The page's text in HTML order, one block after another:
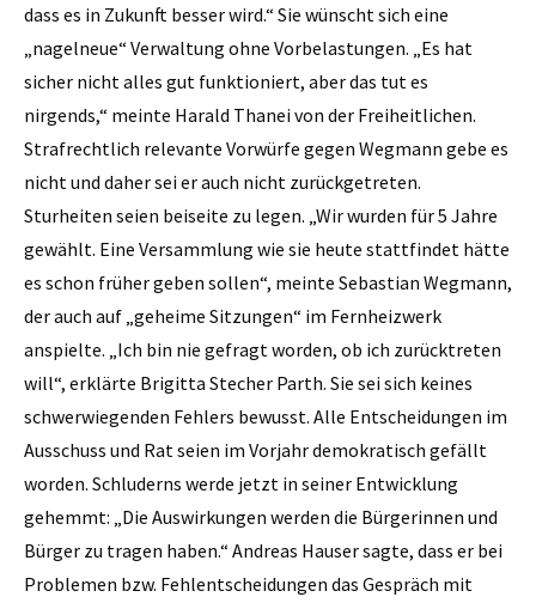
dass es in Zukunft besser wird.“ Sie wünscht sich eine
„nagelneue“ Verwaltung ohne Vorbelastungen. „Es hat
sicher nicht alles gut funktioniert, aber das tut es
nirgends,“ meinte Harald Thanei von der Freiheitlichen.
Strafrechtlich relevante Vorwürfe gegen Wegmann gebe es
nicht und daher sei er auch nicht zurückgetreten.
Sturheiten seien beiseite zu legen. „Wir wurden für 5 Jahre
gewählt. Eine Versammlung wie sie heute stattfindet hätte
es schon früher geben sollen“, meinte Sebastian Wegmann,
der auch auf „geheime Sitzungen“ im Fernheizwerk
anspielte. „Ich bin nie gefragt worden, ob ich zurücktreten
will“, erklärte Brigitta Stecher Parth. Sie sei sich keines
schwerwiegenden Fehlers bewusst. Alle Entscheidungen im
Ausschuss und Rat seien im Vorjahr demokratisch gefällt
worden. Schluderns werde jetzt in seiner Entwicklung
gehemmt: „Die Auswirkungen werden die Bürgerinnen und
Bürger zu tragen haben.“ Andreas Hauser sagte, dass er bei
Problemen bzw. Fehlentscheidungen das Gespräch mit